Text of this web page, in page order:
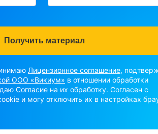
Лицензионное соглашение,
ООО «Викиум» в отношении обработки
Согласие на их обработку. Согласен с
и могу отключить их в настройках